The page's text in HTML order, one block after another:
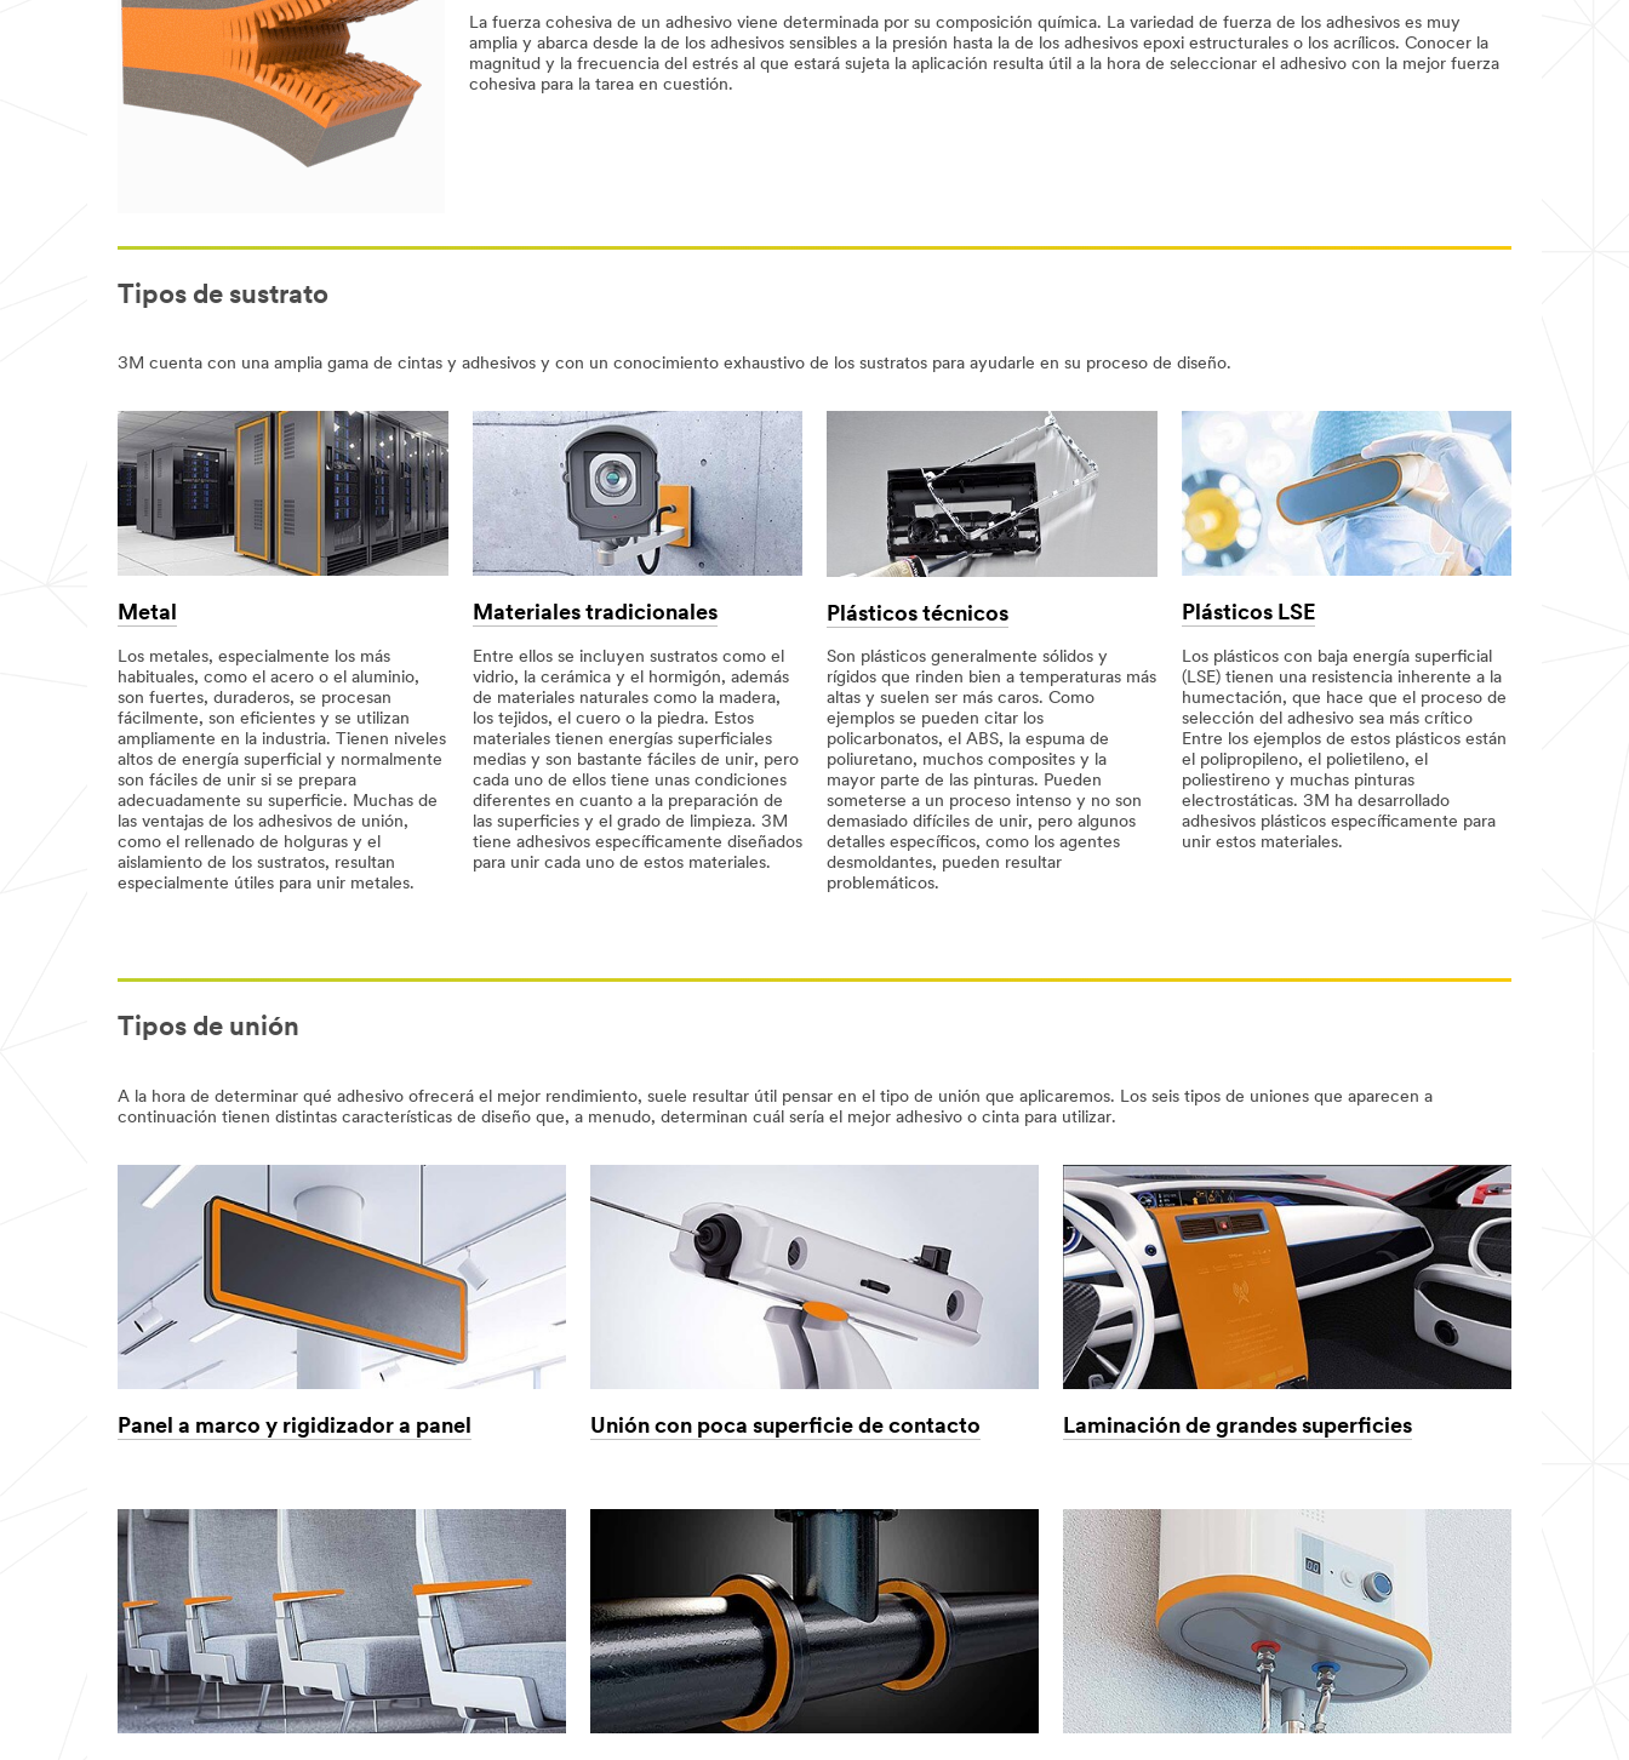
La fuerza cohesiva de un adhesivo viene determinada por su composición química. La variedad de fuerza de los adhesivos es muy
amplia y abarca desde la de los adhesivos sensibles a la presión hasta la de los adhesivos epoxi estructurales o los acrílicos. Conocer la
magnitud y la frecuencia del estrés al que estará sujeta la aplicación resulta útil a la hora de seleccionar el adhesivo con la mejor fuerza
cohesiva para la tarea en cuestión.
Tipos de sustrato
3M cuenta con una amplia gama de cintas y adhesivos y con un conocimiento exhaustivo de los sustratos para ayudarle en su proceso de diseño.
Metal
Los metales, especialmente los más
habituales, como el acero o el aluminio,
son fuertes, duraderos, se procesan
fácilmente, son eficientes y se utilizan
ampliamente en la industria. Tienen niveles
altos de energía superficial y normalmente
son fáciles de unir si se prepara
adecuadamente su superficie. Muchas de
las ventajas de los adhesivos de unión,
como el rellenado de holguras y el
aislamiento de los sustratos, resultan
especialmente útiles para unir metales.
Materiales tradicionales
Entre ellos se incluyen sustratos como el
vidrio, la cerámica y el hormigón, además
de materiales naturales como la madera,
los tejidos, el cuero o la piedra. Estos
materiales tienen energías superficiales
medias y son bastante fáciles de unir, pero
cada uno de ellos tiene unas condiciones
diferentes en cuanto a la preparación de
las superficies y el grado de limpieza. 3M
tiene adhesivos específicamente diseñados
para unir cada uno de estos materiales.
Plásticos técnicos
Son plásticos generalmente sólidos y
rígidos que rinden bien a temperaturas más
altas y suelen ser más caros. Como
ejemplos se pueden citar los
policarbonatos, el ABS, la espuma de
poliuretano, muchos composites y la
mayor parte de las pinturas. Pueden
someterse a un proceso intenso y no son
demasiado difíciles de unir, pero algunos
detalles específicos, como los agentes
desmoldantes, pueden resultar
problemáticos.
Plásticos LSE
Los plásticos con baja energía superficial
(LSE) tienen una resistencia inherente a la
humectación, que hace que el proceso de
selección del adhesivo sea más crítico
Entre los ejemplos de estos plásticos están
el polipropileno, el polietileno, el
poliestireno y muchas pinturas
electrostáticas. 3M ha desarrollado
adhesivos plásticos específicamente para
unir estos materiales.
Tipos de unión
A la hora de determinar qué adhesivo ofrecerá el mejor rendimiento, suele resultar útil pensar en el tipo de unión que aplicaremos. Los seis tipos de uniones que aparecen a
continuación tienen distintas características de diseño que, a menudo, determinan cuál sería el mejor adhesivo o cinta para utilizar.
Panel a marco y rigidizador a panel Unión con poca superficie de contacto Laminación de grandes superficies